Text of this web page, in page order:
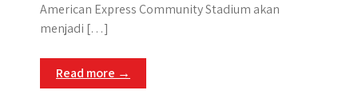
American Express Community Stadium akan
menjadi […]
Read more →